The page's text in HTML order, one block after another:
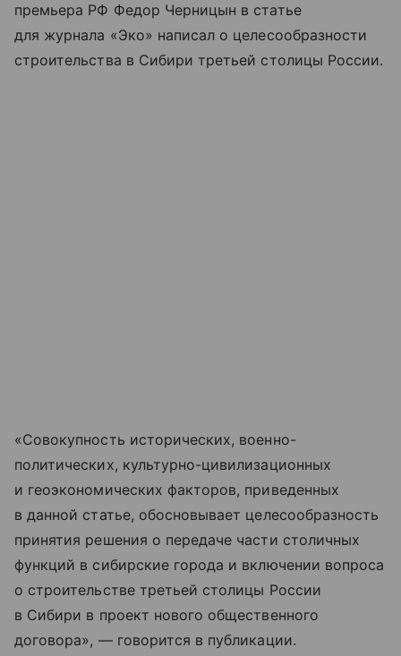
премьера РФ Федор Черницын в статье
для журнала «Эко» написал о целесообразности
строительства в Сибири третьей столицы России.
«Совокупность исторических, военно-
политических, культурно-цивилизационных
и геоэкономических факторов, приведенных
в данной статье, обосновывает целесообразность
принятия решения о передаче части столичных
функций в сибирские города и включении вопроса
о строительстве третьей столицы России
в Сибири в проект нового общественного
договора», — говорится в публикации.